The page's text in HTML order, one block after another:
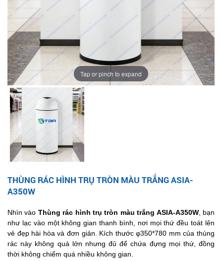
Tap or pinch to expand
THÙNG RÁC HÌNH TRỤ TRÒN MÀU TRẮNG ASIA-
A350W
Nhìn vào Thùng rác hình trụ tròn màu trắng ASIA-A350W, bạn
như lạc vào một không gian thanh bình, nơi mọi thứ đều toát lên
vẻ đẹp hài hòa và đơn giản. Kích thước φ350*780 mm của thùng
rác này không quá lớn nhưng đủ để chứa đựng mọi thứ, đồng
thời không chiếm quá nhiều không gian.